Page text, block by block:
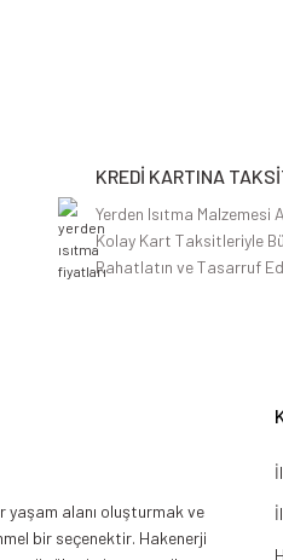
olmalı.
KREDİ KARTINA
Yerden Isıtma Malzemesi
Kolay Kart Taksitleriyle
Rahatlatın ve Tasarruf
yaşam alanı oluşturmak ve
bir seçenektir. Hakenerji